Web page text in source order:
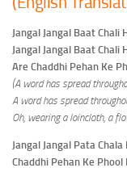
Jangal Jangal Baat Chali
Jangal Jangal Baat Chali
Are Chaddhi Pehan Ke
(A word has spread
A word has spread
Oh, wearing a loincloth, a
Jangal Jangal Pata Chala
Chaddhi Pehan Ke Phool